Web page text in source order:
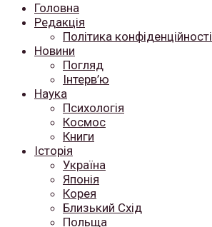
Головна
Редакція
Політика конфіденційності
Новини
Погляд
Інтерв’ю
Наука
Психологія
Космос
Книги
Історія
Україна
Японія
Корея
Близький Схід
Польща